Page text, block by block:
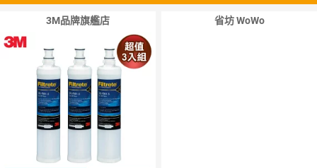
3M品牌旗艦店 省坊 WoWo